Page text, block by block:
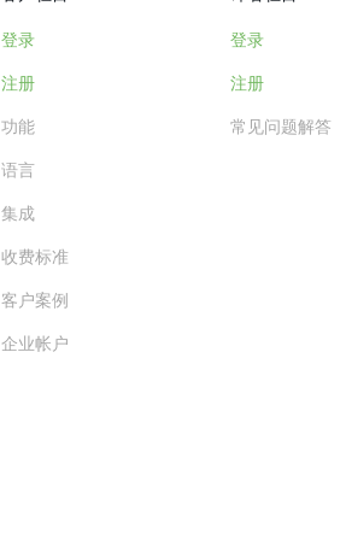
登录
注册
功能
语言
集成
收费标准
客户案例
企业帐户
登录
注册
常见问题解答